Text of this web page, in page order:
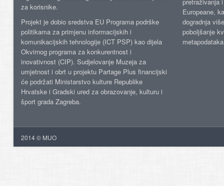
za korisnike.
Projekt je dobio sredstva EU Programa podrške
politikama za primjenu informacijskih i
komunikacijskih tehnologije (ICT PSP) kao dijela
Okvirnog programa za konkurentnost i
inovativnost (CIP). Sudjelovanje Muzeja za
umjetnost i obrt u projektu Partage Plus financijski
će podržati Ministarstvo kulture Republike
Hrvatske i Gradski ured za obrazovanje, kulturu i
šport grada Zagreba.
Europeane,
dogradnja
poboljšanje
2014 © MUO